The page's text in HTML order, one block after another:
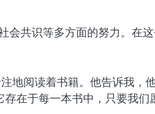
会共识等多方面的努力。在这
地阅读着书籍。他告诉我，
在于每一本书中，只要我们